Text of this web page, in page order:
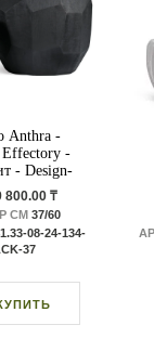
Anthra -
-
- Design-
800.00 ₸
СМ 37/60
08-24-134-
37